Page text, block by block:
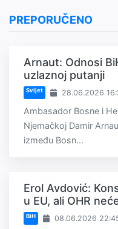
PREPORUČENO
Arnaut: Odnosi
uzlaznoj putanji
Svijet 28.06.2026
Ambasador Bosne i
Njemačkoj Damir
između Bosn...
Erol Avdović:
u EU, ali OHR
BiH 08.06.2026